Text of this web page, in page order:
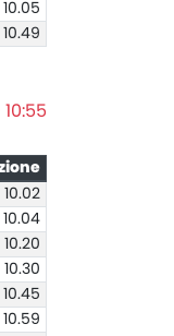
10.05
10.49
10.02
10.04
10.20
10.30
10.45
10.59